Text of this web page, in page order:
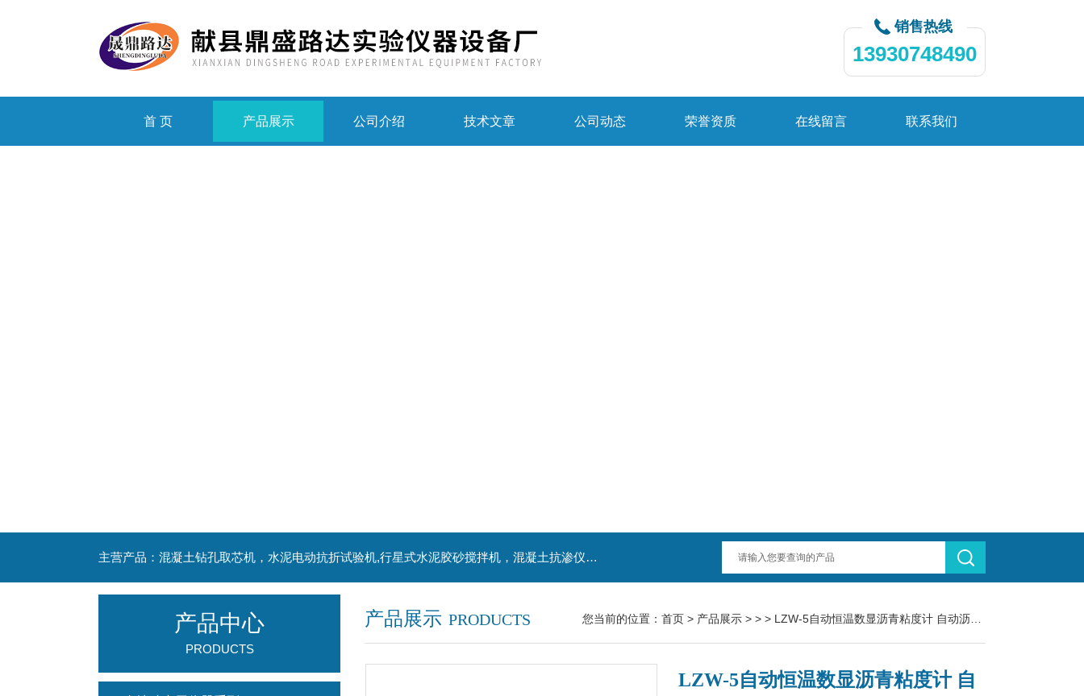
销售热线
13930748490
首 页 产品展示 公司介绍 技术文章 公司动态 荣誉资质 在线留言 联系我们
主营产品：混凝土钻孔取芯机，水泥电动抗折试验机,行星式水泥胶砂搅拌机，混凝土抗渗仪，水泥胶砂振实台，水泥净浆搅拌机，水泥细度负压筛析仪,混凝土含气量测定仪,混凝土振动台
产品展示 PRODUCTS 您当前的位置： 首页 > 产品展示 > > > LZW-5自动恒温数显沥青粘度计 自动沥青标准粘度计
LZW-5自动恒温数显沥青粘度计 自
产品中心
PRODUCTS